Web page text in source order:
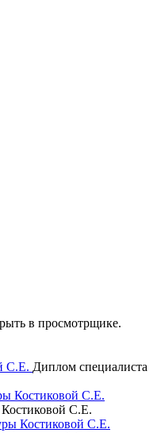
в просмотрщике.
Диплом специалиста
С.Е.